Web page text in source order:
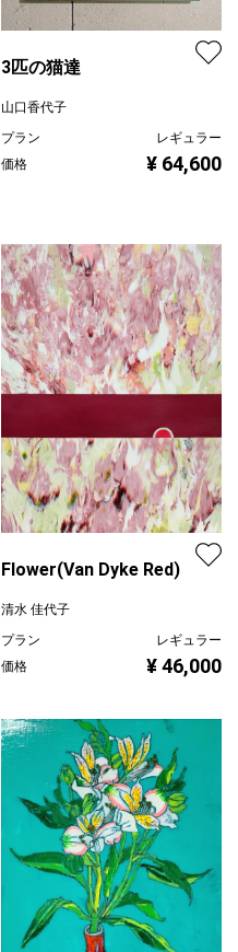
3匹の猫達
山口香代子
プラン
レギュラー
価格
¥ 64,600
Flower(Van Dyke Red)
清水 佳代子
プラン
レギュラー
価格
¥ 46,000